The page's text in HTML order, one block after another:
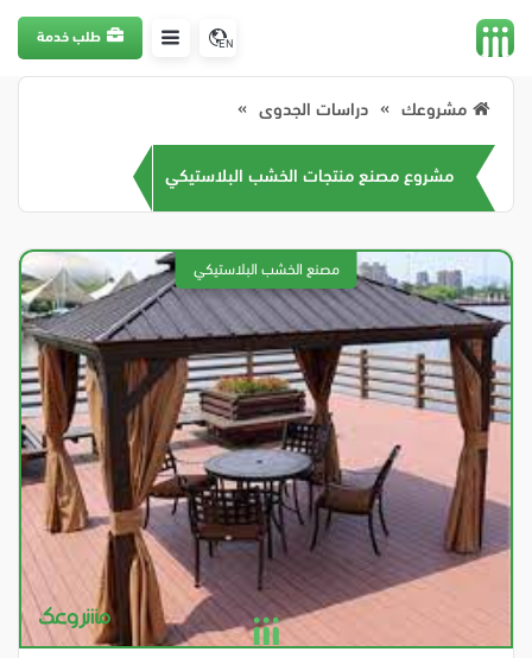
EN طلب خدمة
مشروعك دراسات الجدوى
مشروع مصنع منتجات الخشب البلاستيكي